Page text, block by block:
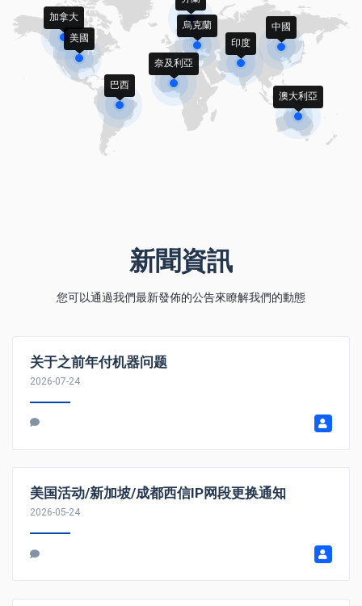
新聞資訊
您可以通過我們最新發佈的公告來瞭解我們的動態
关于之前年付机器问题
2026-07-24
美国活动/新加坡/成都西信IP网段更换通知
2026-05-24
加拿大
美國
巴西
奈及利亞
烏克蘭
印度
中國
澳大利亞